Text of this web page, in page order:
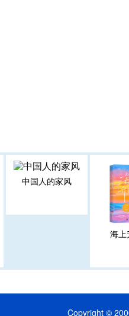
中国人的家风
海上
Copyright ©